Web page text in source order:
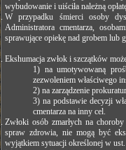
wybudowanie i uiściła należną
W przypadku śmierci osoby
Administratora cmentarza,
sprawujące opiekę nad grobem lub
Ekshumacja zwłok i szczątków
1) na umotywowaną
zezwoleniem właściwego
2) na zarządzenie
3) na podstawie decyzji
cmentarza na inny cel.
Zwłoki osób zmarłych na
spraw zdrowia, nie mogą być
wyjątkiem sytuacji określonej w